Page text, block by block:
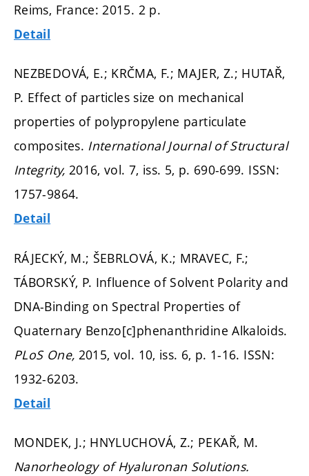
Reims, France: 2015. 2 p.
Detail
NEZBEDOVÁ, E.; KRČMA, F.; MAJER, Z.; HUTAŘ,
P. Effect of particles size on mechanical
properties of polypropylene particulate
composites. International Journal of Structural
Integrity, 2016, vol. 7, iss. 5, p. 690-699. ISSN:
1757-9864.
Detail
RÁJECKÝ, M.; ŠEBRLOVÁ, K.; MRAVEC, F.;
TÁBORSKÝ, P. Influence of Solvent Polarity and
DNA-Binding on Spectral Properties of
Quaternary Benzo[c]phenanthridine Alkaloids.
PLoS One, 2015, vol. 10, iss. 6, p. 1-16. ISSN:
1932-6203.
Detail
MONDEK, J.; HNYLUCHOVÁ, Z.; PEKAŘ, M.
Nanorheology of Hyaluronan Solutions.